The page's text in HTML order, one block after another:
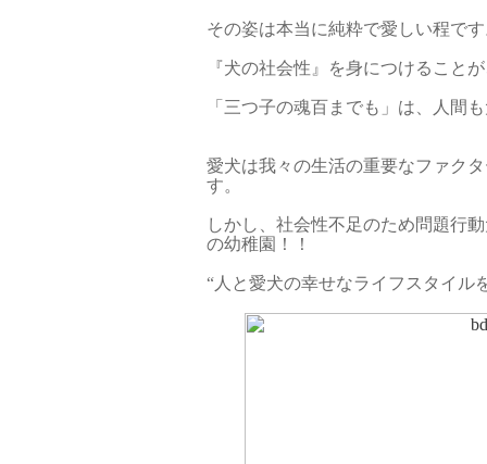
その姿は本当に純粋で愛しい程で
『犬の社会性』を身につけること
「三つ子の魂百までも」は、人間
愛犬は我々の生活の重要なファク
す。
しかし、社会性不足のため問題行
の幼稚園！！
“人と愛犬の幸せなライフスタイ